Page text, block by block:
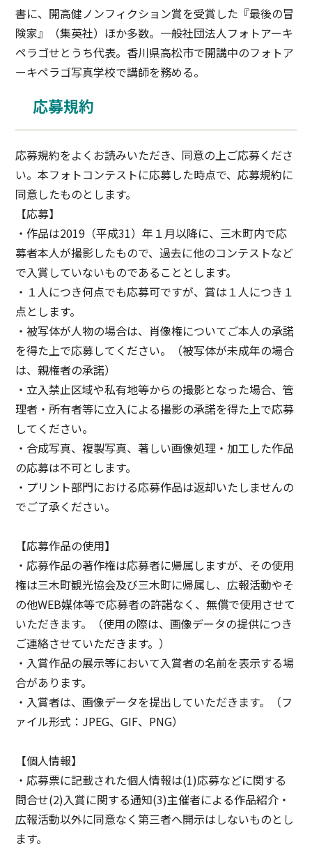
書に、開高健ノンフィクション賞を受賞した『最後の冒
険家』（集英社）ほか多数。一般社団法人フォトアーキ
ペラゴせとうち代表。香川県高松市で開講中のフォトア
ーキペラゴ写真学校で講師を務める。
応募規約
応募規約をよくお読みいただき、同意の上ご応募くださ
い。本フォトコンテストに応募した時点で、応募規約に
同意したものとします。
【応募】
・作品は2019（平成31）年１月以降に、三木町内で応
募者本人が撮影したもので、過去に他のコンテストなど
で入賞していないものであることとします。
・１人につき何点でも応募可ですが、賞は１人につき１
点とします。
・被写体が人物の場合は、肖像権についてご本人の承諾
を得た上で応募してください。（被写体が未成年の場合
は、親権者の承諾）
・立入禁止区域や私有地等からの撮影となった場合、管
理者・所有者等に立入による撮影の承諾を得た上で応募
してください。
・合成写真、複製写真、著しい画像処理・加工した作品
の応募は不可とします。
・プリント部門における応募作品は返却いたしませんの
でご了承ください。
【応募作品の使用】
・応募作品の著作権は応募者に帰属しますが、その使用
権は三木町観光協会及び三木町に帰属し、広報活動やそ
の他WEB媒体等で応募者の許諾なく、無償で使用させて
いただきます。（使用の際は、画像データの提供につき
ご連絡させていただきます。）
・入賞作品の展示等において入賞者の名前を表示する場
合があります。
・入賞者は、画像データを提出していただきます。（フ
ァイル形式：JPEG、GIF、PNG）
【個人情報】
・応募票に記載された個人情報は(1)応募などに関する
問合せ(2)入賞に関する通知(3)主催者による作品紹介・
広報活動以外に同意なく第三者へ開示はしないものとし
ます。